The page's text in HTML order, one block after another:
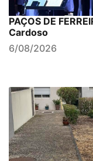
PAÇOS DE
Cardoso
6/08/2026